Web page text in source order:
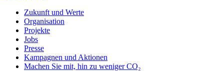
Zukunft und Werte
Organisation
Projekte
Jobs
Presse
Kampagnen und Aktionen
Machen Sie mit, hin zu weniger CO₂